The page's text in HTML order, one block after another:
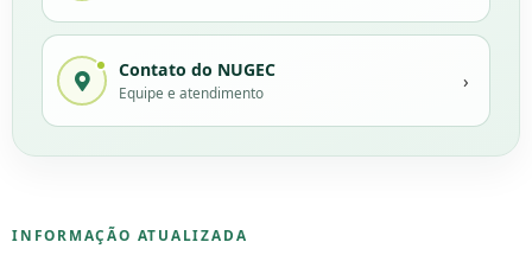
Contato do NUGEC
Equipe e atendimento
›
INFORMAÇÃO ATUALIZADA